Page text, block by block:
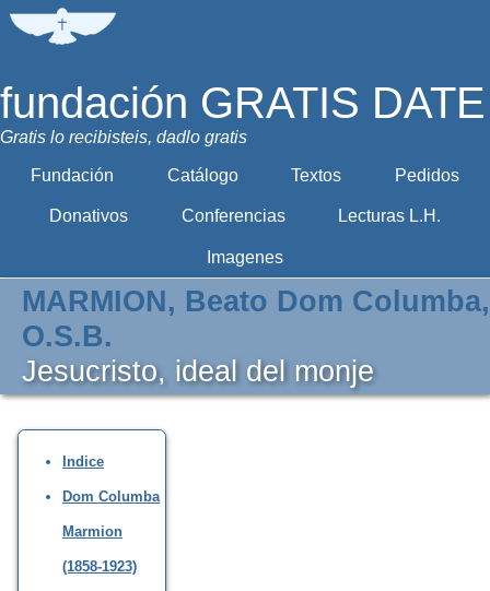
fundación GRATIS DATE
Gratis lo recibisteis, dadlo gratis
Fundación Catálogo Textos Pedidos
Donativos Conferencias Lecturas L.H.
Imagenes
MARMION, Beato Dom Columba,
O.S.B.
Jesucristo, ideal del monje
Indice
Dom Columba
Marmion
(1858-1923)